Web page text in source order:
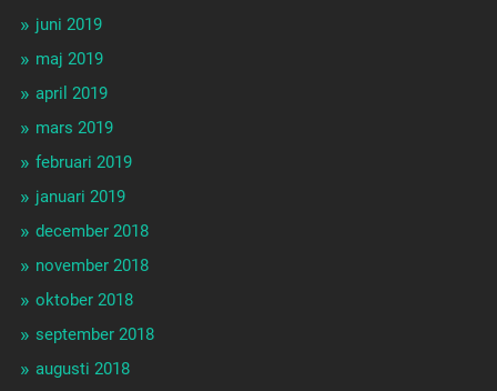
juni 2019
maj 2019
april 2019
mars 2019
februari 2019
januari 2019
december 2018
november 2018
oktober 2018
september 2018
augusti 2018